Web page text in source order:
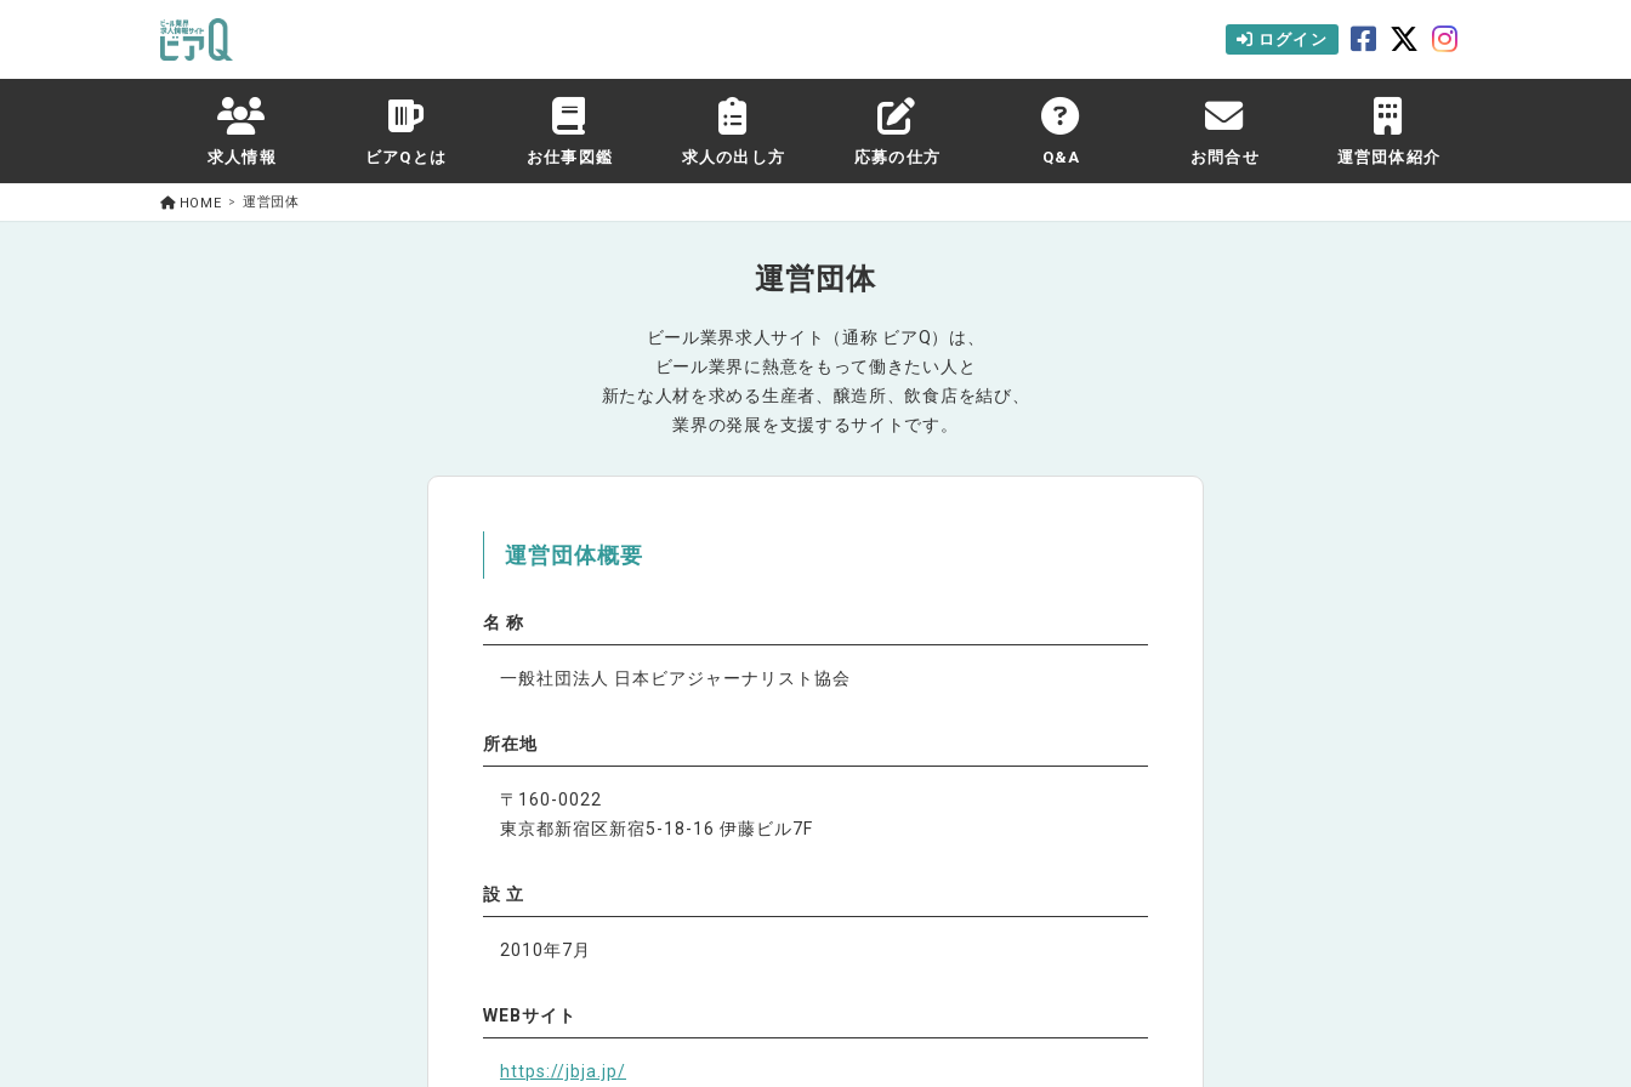
ログイン
求人情報 ビアQとは お仕事図鑑 求人の出し方 応募の仕方 Q&A お問合せ 運営団体紹介
HOME 運営団体
運営団体
ビール業界求人サイト（通称 ビアQ）は、
ビール業界に熱意をもって働きたい人と
新たな人材を求める生産者、醸造所、飲食店を結び、
業界の発展を支援するサイトです。
運営団体概要
名 称
一般社団法人 日本ビアジャーナリスト協会
所在地
〒160-0022
東京都新宿区新宿5-18-16 伊藤ビル7F
設 立
2010年7月
WEBサイト
https://jbja.jp/